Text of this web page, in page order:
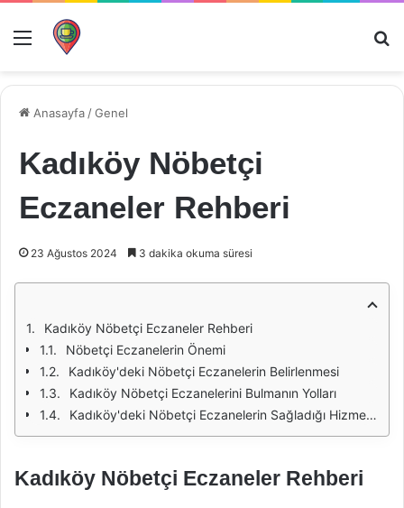
Menü
Anasayfa /Genel
Kadıköy Nöbetçi
Eczaneler Rehberi
23 Ağustos 2024 3 dakika okuma süresi
Kadıköy Nöbetçi Eczaneler Rehberi
Nöbetçi Eczanelerin Önemi
Kadıköy'deki Nöbetçi Eczanelerin Belirlenmesi
Kadıköy Nöbetçi Eczanelerini Bulmanın Yolları
Kadıköy'deki Nöbetçi Eczanelerin Sağladığı Hizmetler
Kadıköy Nöbetçi Eczaneler Rehberi